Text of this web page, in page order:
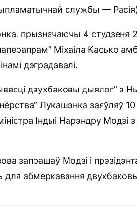
службы —
прызначаючы 4 студзеня
Міхаіла Касько
дэградавалі.
двухбаковы дыялог” з
Лукашэнка заяўляў
Індыі Нарэндру Модзі
запрашаў Модзі і
для абмеркавання